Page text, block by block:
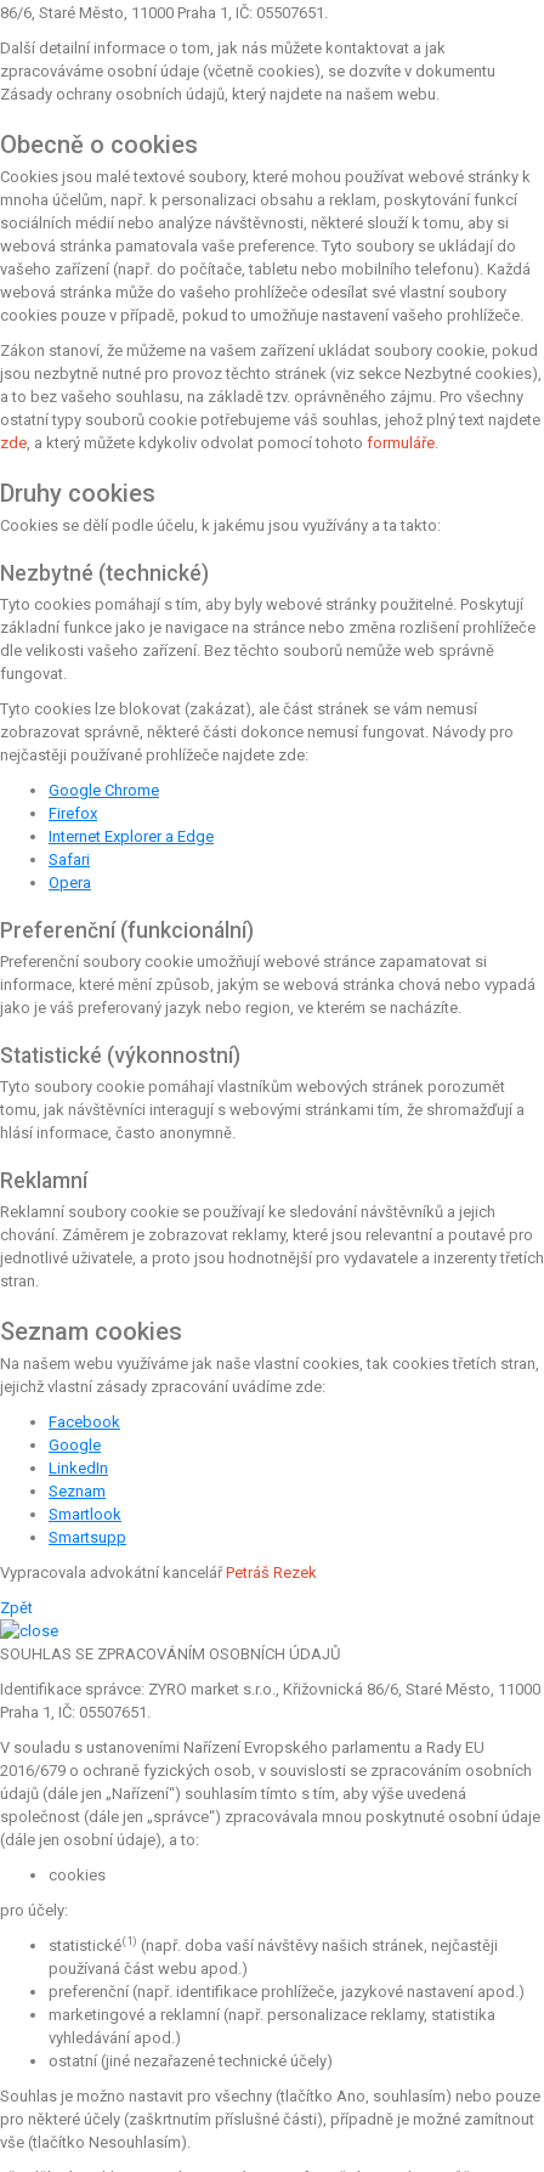
86/6, Staré Město, 11000 Praha 1, IČ: 05507651.
Další detailní informace o tom, jak nás můžete kontaktovat a jak
zpracováváme osobní údaje (včetně cookies), se dozvíte v dokumentu
Zásady ochrany osobních údajů, který najdete na našem webu.
Obecně o cookies
Cookies jsou malé textové soubory, které mohou používat webové stránky k
mnoha účelům, např. k personalizaci obsahu a reklam, poskytování funkcí
sociálních médií nebo analýze návštěvnosti, některé slouží k tomu, aby si
webová stránka pamatovala vaše preference. Tyto soubory se ukládají do
vašeho zařízení (např. do počítače, tabletu nebo mobilního telefonu). Každá
webová stránka může do vašeho prohlížeče odesílat své vlastní soubory
cookies pouze v případě, pokud to umožňuje nastavení vašeho prohlížeče.
Zákon stanoví, že můžeme na vašem zařízení ukládat soubory cookie, pokud
jsou nezbytně nutné pro provoz těchto stránek (viz sekce Nezbytné cookies),
a to bez vašeho souhlasu, na základě tzv. oprávněného zájmu. Pro všechny
ostatní typy souborů cookie potřebujeme váš souhlas, jehož plný text najdete
zde , a který můžete kdykoliv odvolat pomocí tohoto formuláře
Druhy cookies
Cookies se dělí podle účelu, k jakému jsou využívány a ta takto:
Nezbytné (technické)
Tyto cookies pomáhají s tím, aby byly webové stránky použitelné. Poskytují
základní funkce jako je navigace na stránce nebo změna rozlišení prohlížeče
dle velikosti vašeho zařízení. Bez těchto souborů nemůže web správně
fungovat.
Tyto cookies lze blokovat (zakázat), ale část stránek se vám nemusí
zobrazovat správně, některé části dokonce nemusí fungovat. Návody pro
nejčastěji používané prohlížeče najdete zde:
Google Chrome
Firefox
Internet Explorer a Edge
Safari
Opera
Preferenční (funkcionální)
Preferenční soubory cookie umožňují webové stránce zapamatovat si
informace, které mění způsob, jakým se webová stránka chová nebo vypadá
jako je váš preferovaný jazyk nebo region, ve kterém se nacházíte.
Statistické (výkonnostní)
Tyto soubory cookie pomáhají vlastníkům webových stránek porozumět
tomu, jak návštěvníci interagují s webovými stránkami tím, že shromažďují a
hlásí informace, často anonymně.
Reklamní
Reklamní soubory cookie se používají ke sledování návštěvníků a jejich
chování. Záměrem je zobrazovat reklamy, které jsou relevantní a poutavé pro
jednotlivé uživatele, a proto jsou hodnotnější pro vydavatele a inzerenty třetích
stran.
Seznam cookies
Na našem webu využíváme jak naše vlastní cookies, tak cookies třetích stran,
jejichž vlastní zásady zpracování uvádíme zde:
Facebook
Google
LinkedIn
Seznam
Smartlook
Smartsupp
Vypracovala advokátní kancelářPetráš Rezek
Zpět
SOUHLAS SE ZPRACOVÁNÍM OSOBNÍCH ÚDAJŮ
Identifikace správce: ZYRO market s.r.o., Křižovnická 86/6, Staré Město, 11000
Praha 1, IČ: 05507651.
V souladu s ustanoveními Nařízení Evropského parlamentu a Rady EU
2016/679 o ochraně fyzických osob, v souvislosti se zpracováním osobních
údajů (dále jen „Nařízení“) souhlasím tímto s tím, aby výše uvedená
společnost (dále jen „správce“) zpracovávala mnou poskytnuté osobní údaje
(dále jen osobní údaje), a to:
cookies
pro účely:
statistické(1) (např. doba vaší návštěvy našich stránek, nejčastěji
používaná část webu apod.)
preferenční (např. identifikace prohlížeče, jazykové nastavení apod.)
marketingové a reklamní (např. personalizace reklamy, statistika
vyhledávání apod.)
ostatní (jiné nezařazené technické účely)
Souhlas je možno nastavit pro všechny (tlačítko Ano, souhlasím) nebo pouze
pro některé účely (zaškrtnutím příslušné části), případně je možné zamítnout
vše (tlačítko Nesouhlasím).